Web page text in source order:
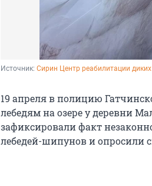
Источник: Сирин Центр реабилитации
19 апреля в полицию
лебедям на озере у деревни
зафиксировали факт
лебедей-шипунов и опросили